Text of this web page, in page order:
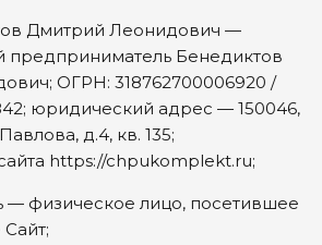
Дмитрий Леонидович —
предприниматель Бенедиктов
ОГРН: 318762700006920 /
юридический адрес — 150046,
д.4, кв. 135;
https://chpukomplekt.ru;
— физическое лицо, посетившее